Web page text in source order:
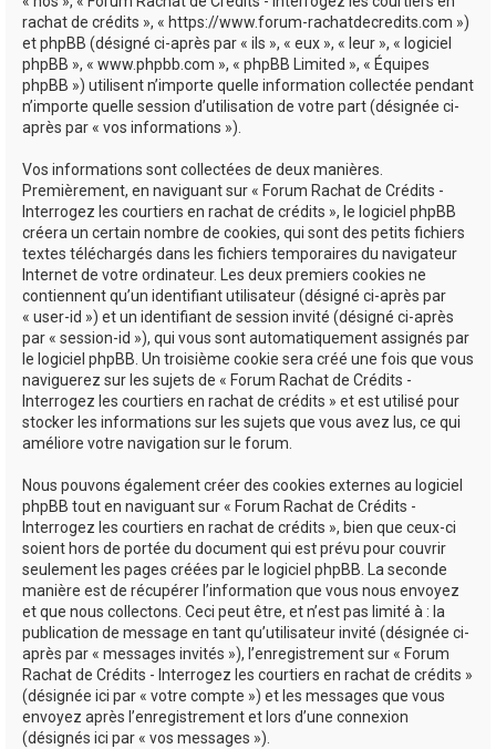
rachat de crédits », « https://www.forum-rachatdecredits.com »)
et phpBB (désigné ci-après par « ils », « eux », « leur », « logiciel
phpBB », « www.phpbb.com », « phpBB Limited », « Équipes
phpBB ») utilisent n’importe quelle information collectée pendant
n’importe quelle session d’utilisation de votre part (désignée ci-
après par « vos informations »).
Vos informations sont collectées de deux manières.
Premièrement, en naviguant sur « Forum Rachat de Crédits -
Interrogez les courtiers en rachat de crédits », le logiciel phpBB
créera un certain nombre de cookies, qui sont des petits fichiers
textes téléchargés dans les fichiers temporaires du navigateur
Internet de votre ordinateur. Les deux premiers cookies ne
contiennent qu’un identifiant utilisateur (désigné ci-après par
« user-id ») et un identifiant de session invité (désigné ci-après
par « session-id »), qui vous sont automatiquement assignés par
le logiciel phpBB. Un troisième cookie sera créé une fois que vous
naviguerez sur les sujets de « Forum Rachat de Crédits -
Interrogez les courtiers en rachat de crédits » et est utilisé pour
stocker les informations sur les sujets que vous avez lus, ce qui
améliore votre navigation sur le forum.
Nous pouvons également créer des cookies externes au logiciel
phpBB tout en naviguant sur « Forum Rachat de Crédits -
Interrogez les courtiers en rachat de crédits », bien que ceux-ci
soient hors de portée du document qui est prévu pour couvrir
seulement les pages créées par le logiciel phpBB. La seconde
manière est de récupérer l’information que vous nous envoyez
et que nous collectons. Ceci peut être, et n’est pas limité à : la
publication de message en tant qu’utilisateur invité (désignée ci-
après par « messages invités »), l’enregistrement sur « Forum
Rachat de Crédits - Interrogez les courtiers en rachat de crédits »
(désignée ici par « votre compte ») et les messages que vous
envoyez après l’enregistrement et lors d’une connexion
(désignés ici par « vos messages »).